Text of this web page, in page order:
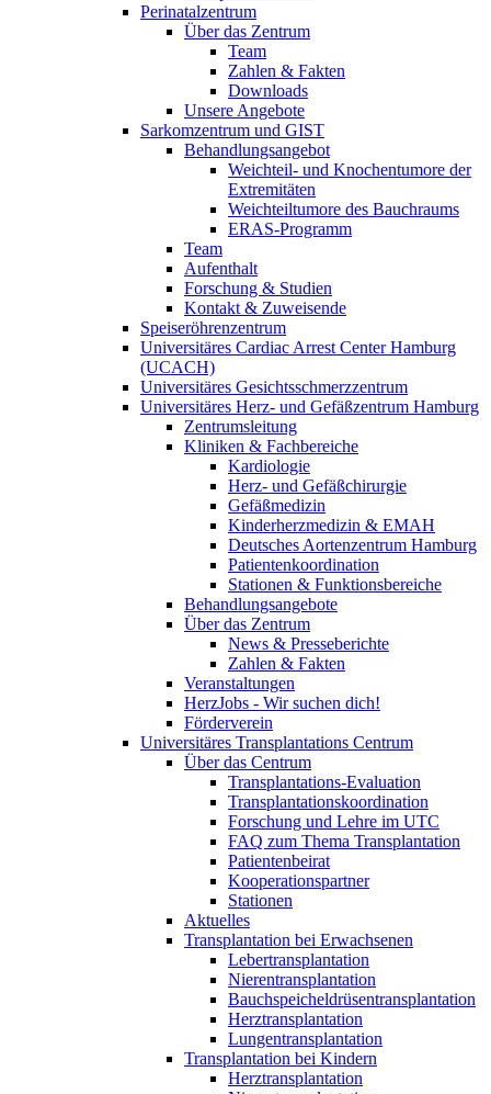
Perinatalzentrum
Über das Zentrum
Team
Zahlen & Fakten
Downloads
Unsere Angebote
Sarkomzentrum und GIST
Behandlungsangebot
Weichteil- und Knochentumore der
Extremitäten
Weichteiltumore des Bauchraums
ERAS-Programm
Team
Aufenthalt
Forschung & Studien
Kontakt & Zuweisende
Speiseröhrenzentrum
Universitäres Cardiac Arrest Center Hamburg
(UCACH)
Universitäres Gesichtsschmerzzentrum
Universitäres Herz- und Gefäßzentrum Hamburg
Zentrumsleitung
Kliniken & Fachbereiche
Kardiologie
Herz- und Gefäßchirurgie
Gefäßmedizin
Kinderherzmedizin & EMAH
Deutsches Aortenzentrum Hamburg
Patientenkoordination
Stationen & Funktionsbereiche
Behandlungsangebote
Über das Zentrum
News & Presseberichte
Zahlen & Fakten
Veranstaltungen
HerzJobs - Wir suchen dich!
Förderverein
Universitäres Transplantations Centrum
Über das Centrum
Transplantations-Evaluation
Transplantationskoordination
Forschung und Lehre im UTC
FAQ zum Thema Transplantation
Patientenbeirat
Kooperationspartner
Stationen
Aktuelles
Transplantation bei Erwachsenen
Lebertransplantation
Nierentransplantation
Bauchspeicheldrüsentransplantation
Herztransplantation
Lungentransplantation
Transplantation bei Kindern
Herztransplantation